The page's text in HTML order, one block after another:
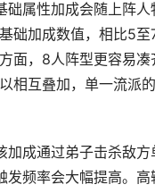
属性加成会随上阵
础加成数值，相比5
面，8人阵型更容易
互叠加，单一流派
成通过弟子击杀敌
频率会大幅提高。